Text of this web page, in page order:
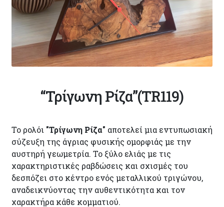
“Τρίγωνη Ρίζα”(TR119)
Το ρολόι "Τρίγωνη Ρίζα" αποτελεί μια εντυπωσιακή
σύζευξη της άγριας φυσικής ομορφιάς με την
αυστηρή γεωμετρία. Το ξύλο ελιάς με τις
χαρακτηριστικές ραβδώσεις και σχισμές του
δεσπόζει στο κέντρο ενός μεταλλικού τριγώνου,
αναδεικνύοντας την αυθεντικότητα και τον
χαρακτήρα κάθε κομματιού.